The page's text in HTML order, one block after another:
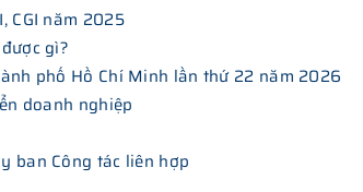
CGI năm 2025
gì?
phố Hồ Chí Minh lần thứ 22 năm 2026
doanh nghiệp
ban Công tác liên hợp